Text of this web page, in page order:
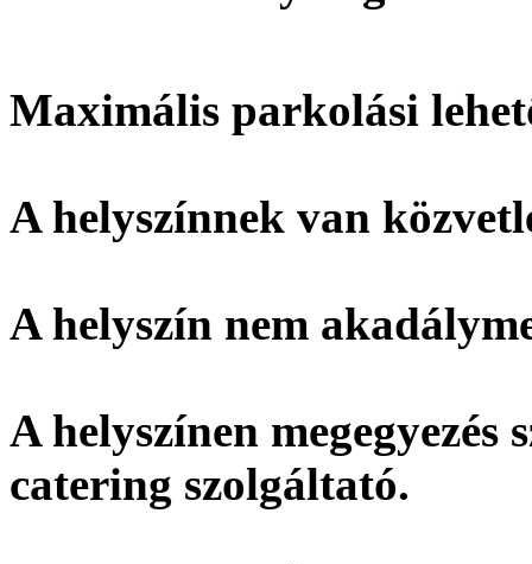
Maximális parkolási
A helyszínnek van
A helyszín nem
A helyszínen
catering szolgáltató.